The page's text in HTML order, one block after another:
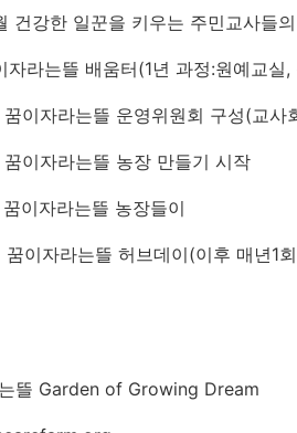
건강한 일꾼을 키우는 주민교사들
자라는뜰 배움터(1년 과정:원예교
이자라는뜰 운영위원회 구성(교사
이자라는뜰 농장 만들기 시작
이자라는뜰 농장들이
이자라는뜰 허브데이(이후 매년1
뜰 Garden of Growing Dream